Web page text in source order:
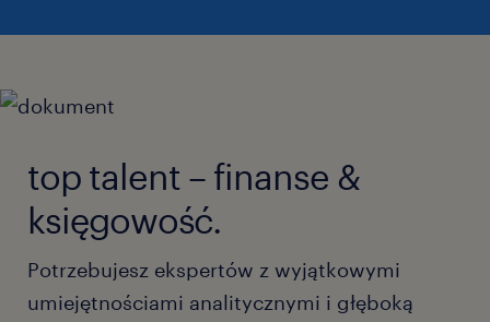
top talent – finanse &
księgowość.
Potrzebujesz ekspertów z wyjątkowymi
umiejętnościami analitycznymi i głęboką